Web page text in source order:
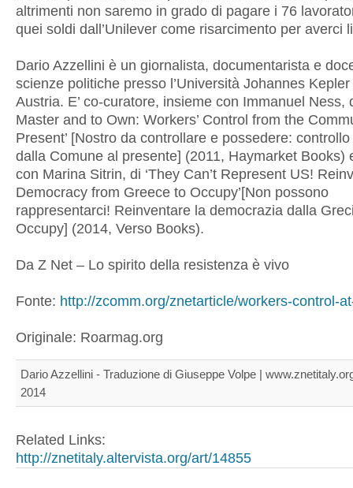
altrimenti non saremo in grado di pagare i 76
quei soldi dall’Unilever come risarcimento per averci
Dario Azzellini è un giornalista, documentarista e
scienze politiche presso l’Università Johannes
Austria. E’ co-curatore, insieme con Immanuel Ness,
Master and to Own: Workers’ Control from the
Present’ [Nostro da controllare e possedere:
dalla Comune al presente] (2011, Haymarket Books)
con Marina Sitrin, di ‘They Can’t Represent US!
Democracy from Greece to Occupy’[Non possono
rappresentarci! Reinventare la democrazia dalla
Occupy] (2014, Verso Books).
Da Z Net – Lo spirito della resistenza è vivo
Fonte: http://zcomm.org/znetarticle/workers-control-
Originale: Roarmag.org
Dario Azzellini - Traduzione di Giuseppe Volpe |
2014
Related Links:
http://znetitaly.altervista.org/art/14855